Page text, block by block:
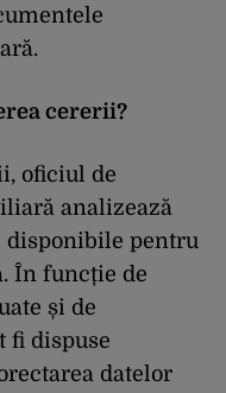
cererii?
oficiul de
analizează
pentru
În funcție de
și de
fi dispuse
datelor